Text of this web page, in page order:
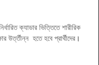
ক্যাডার ভিত্তিতে শারীরিক
উর্ত্তীন্ন হতে হবে প্রার্থীদের ।